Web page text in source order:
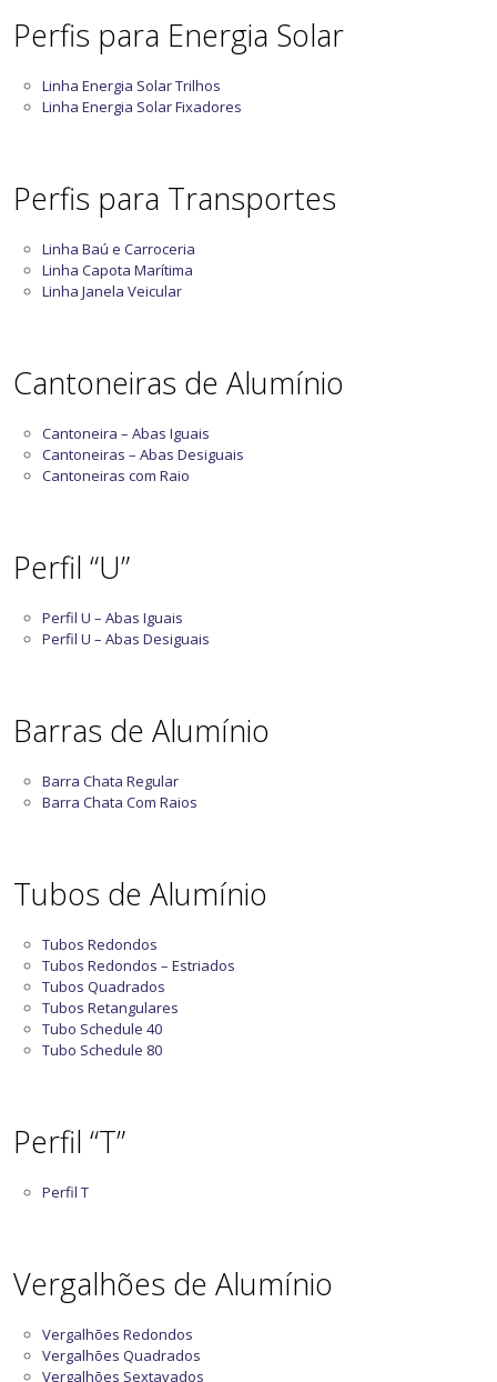
Perfis para Energia Solar
Linha Energia Solar Trilhos
Linha Energia Solar Fixadores
Perfis para Transportes
Linha Baú e Carroceria
Linha Capota Marítima
Linha Janela Veicular
Cantoneiras de Alumínio
Cantoneira – Abas Iguais
Cantoneiras – Abas Desiguais
Cantoneiras com Raio
Perfil “U”
Perfil U – Abas Iguais
Perfil U – Abas Desiguais
Barras de Alumínio
Barra Chata Regular
Barra Chata Com Raios
Tubos de Alumínio
Tubos Redondos
Tubos Redondos – Estriados
Tubos Quadrados
Tubos Retangulares
Tubo Schedule 40
Tubo Schedule 80
Perfil “T”
Perfil T
Vergalhões de Alumínio
Vergalhões Redondos
Vergalhões Quadrados
Vergalhões Sextavados